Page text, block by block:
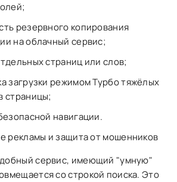
резервного копирования
на облачный сервис;
страниц или слов;
загрузки режимом Турбо тяжёлых
страницы;
навигации.
рекламы и защита от мошенников
сервис, имеющий "умную"
со строкой поиска. Это